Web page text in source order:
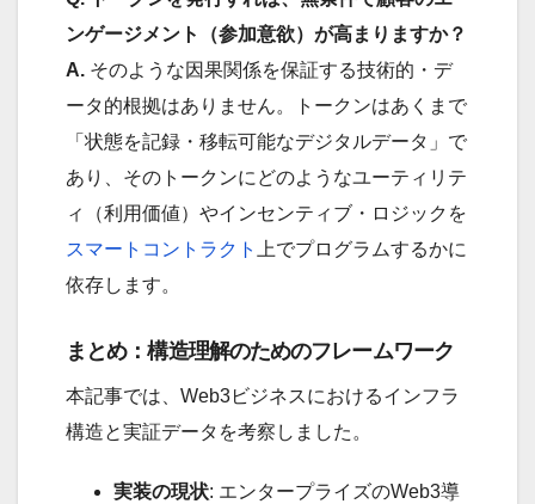
ンゲージメント（参加意欲）が高まりますか？
A. そのような因果関係を保証する技術的・デ
ータ的根拠はありません。トークンはあくまで
「状態を記録・移転可能なデジタルデータ」で
あり、そのトークンにどのようなユーティリテ
ィ（利用価値）やインセンティブ・ロジックを
スマートコントラクト 上でプログラムするかに
依存します。
まとめ：構造理解のためのフレームワーク
本記事では、Web3ビジネスにおけるインフラ
構造と実証データを考察しました。
実装の現状: エンタープライズのWeb3導